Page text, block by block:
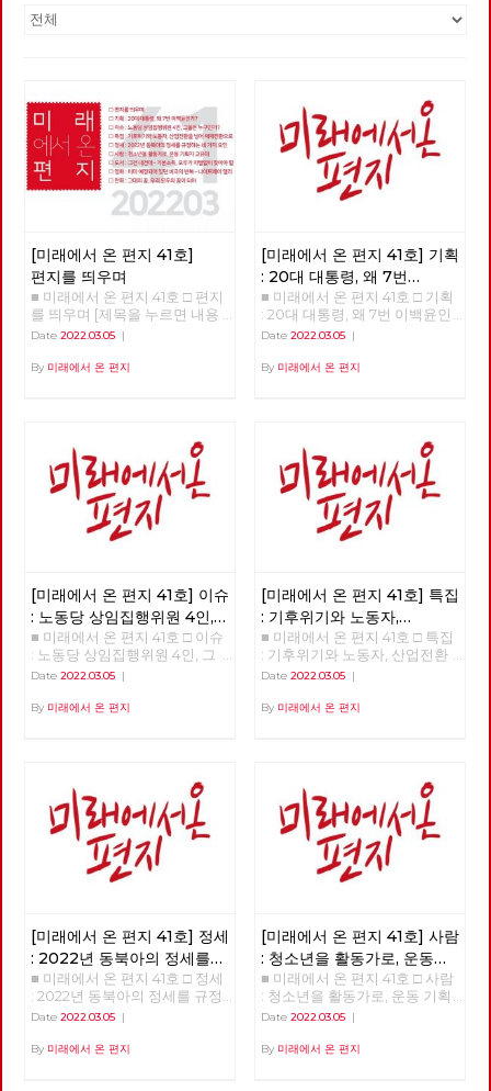
[미래에서 온 편지 41호]
편지를 띄우며
■ 미래에서 온 편지 41호 □ 편지
를 띄우며 [제목을 누르면 내용
을 볼 수 있습니다.] □ 편지를 띄
번 이백윤인가? □ 이슈 : 노동당
세를 규정하는 네 가지 요인 □
사람 : 청소년을 활동가로, 운동
기획자 고유미 □ 도서 : 그건 내
건데 - 기본소득, 모두가 차별없
이 찾아야 할 권리 □ 영화 : 이미
예정되어 있던 비극의 반복 - 나
Date 2022.03.05 |
By 미래에서 온 편지
[미래에서 온 편지 41호] 기획
: 20대 대통령, 왜 7번
이백윤인가? (1)
■ 미래에서 온 편지 41호 □ 기획
: 20대 대통령, 왜 7번 이백윤인
가? >>>>>> 업로드 준비중
Date 2022.03.05|
By 미래에서 온 편지
[미래에서 온 편지 41호] 이슈
: 노동당 상임집행위원 4인,
그들은 누구인가?
■ 미래에서 온 편지 41호 □ 이슈
: 노동당 상임집행위원 4인, 그
들은 누구인가? >>>>>> 업로드
Date 2022.03.05 |
By 미래에서 온 편지
[미래에서 온 편지 41호] 특집
: 기후위기와 노동자,
산업전환을 넘어
체제전환으로
■ 미래에서 온 편지 41호 □ 특집
: 기후위기와 노동자, 산업전환
을 넘어 체제전환으로 >>>>>>
Date 2022.03.05|
By 미래에서 온 편지
[미래에서 온 편지 41호] 정세
: 2022년 동북아의 정세를
규정하는 네 가지 요인
■ 미래에서 온 편지 41호 □ 정세
: 2022년 동북아의 정세를 규정
하는 네 가지 요인 >>>>>> 업로
Date 2022.03.05 |
By 미래에서 온 편지
[미래에서 온 편지 41호] 사람
: 청소년을 활동가로, 운동
기획자 고유미
■ 미래에서 온 편지 41호 □ 사람
: 청소년을 활동가로, 운동 기획
자 고유미 >>>>>> 업로드 준비
Date 2022.03.05|
By 미래에서 온 편지